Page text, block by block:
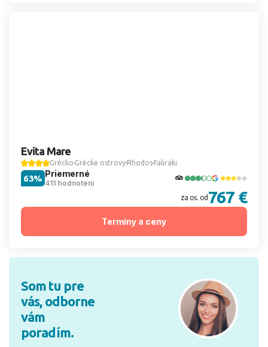
Evita Mare
Grécko Grécke ostrovy Rhodos Faliraki
Priemerné
411 hodnotení
63%
za os. od 767 €
Termíny a ceny
Som tu pre
vás, odborne
vám
poradím.